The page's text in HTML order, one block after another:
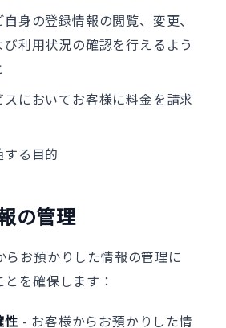
身の登録情報の閲覧、変更、
利用状況の確認を行えるよう
スにおいてお客様に料金を請求
る目的
の管理
らお預かりした情報の管理に
を確保します：
性 - お客様からお預かりした情